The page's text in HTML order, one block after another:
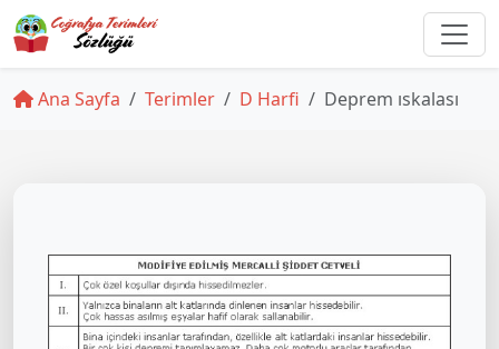
Ana Sayfa Terimler D Harfi Deprem ıskalası